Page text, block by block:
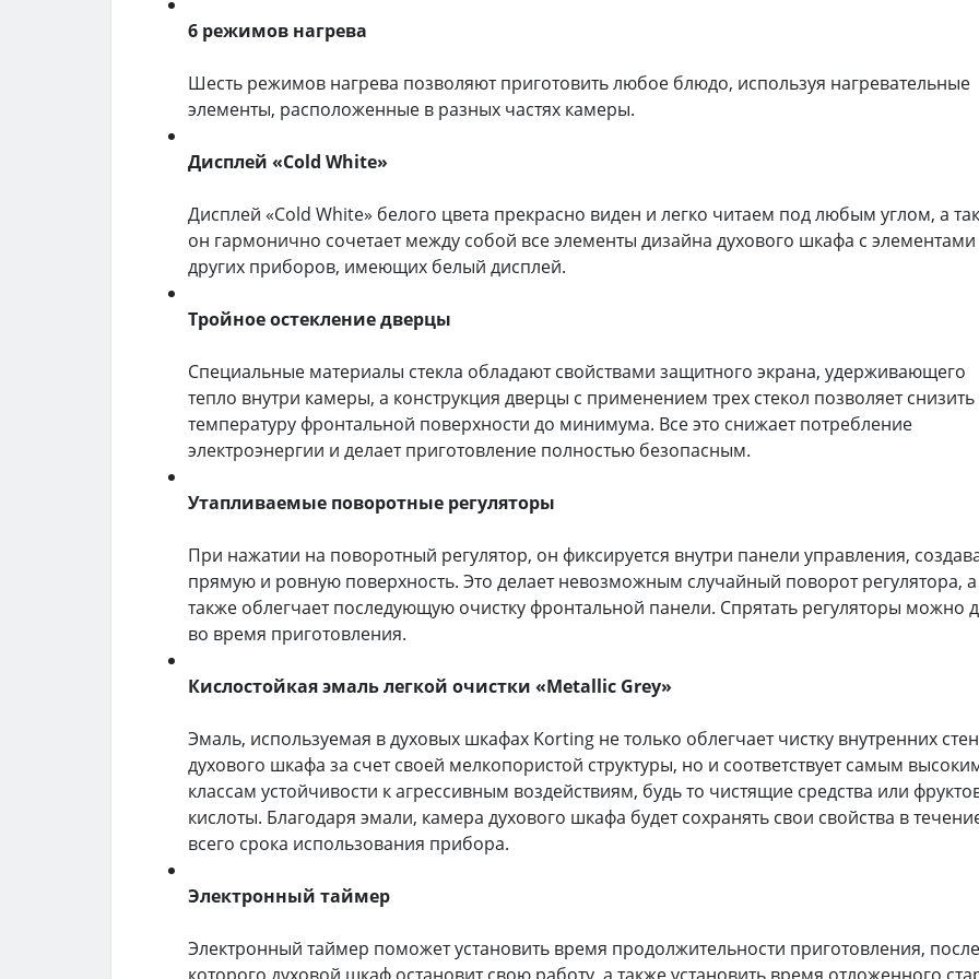
6 режимов нагрева
Шесть режимов нагрева позволяют приготовить любое блюдо, используя нагревательные
элементы, расположенные в разных частях камеры.
Дисплей «Cold White»
Дисплей «Cold White» белого цвета прекрасно виден и легко читаем под любым углом, а
он гармонично сочетает между собой все элементы дизайна духового шкафа с элементами
других приборов, имеющих белый дисплей.
Тройное остекление дверцы
Специальные материалы стекла обладают свойствами защитного экрана, удерживающего
тепло внутри камеры, а конструкция дверцы с применением трех стекол позволяет снизить
температуру фронтальной поверхности до минимума. Все это снижает потребление
электроэнергии и делает приготовление полностью безопасным.
Утапливаемые поворотные регуляторы
При нажатии на поворотный регулятор, он фиксируется внутри панели управления,
прямую и ровную поверхность. Это делает невозможным случайный поворот регулятора, а
также облегчает последующую очистку фронтальной панели. Спрятать регуляторы можно
во время приготовления.
Кислостойкая эмаль легкой очистки «Metallic Grey»
Эмаль, используемая в духовых шкафах Korting не только облегчает чистку внутренних
духового шкафа за счет своей мелкопористой структуры, но и соответствует самым
классам устойчивости к агрессивным воздействиям, будь то чистящие средства или
кислоты. Благодаря эмали, камера духового шкафа будет сохранять свои свойства в
всего срока использования прибора.
Электронный таймер
Электронный таймер поможет установить время продолжительности приготовления, после
которого духовой шкаф остановит свою работу, а также установить время отложенного